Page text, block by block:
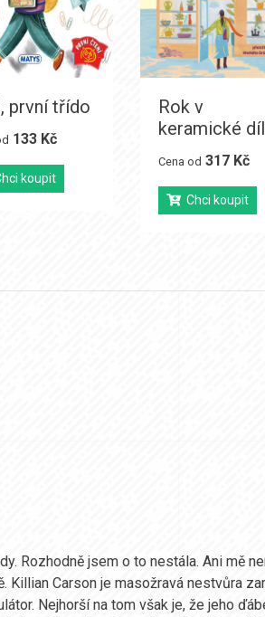
první třído
133 Kč
koupit
Rok v
keramické
Cena od 317 Kč
Chci koupit
Rozhodně jsem o to nestála. Ani mě
Killian Carson je masožravá nestvůra
Nejhorší na tom však je, že jeho